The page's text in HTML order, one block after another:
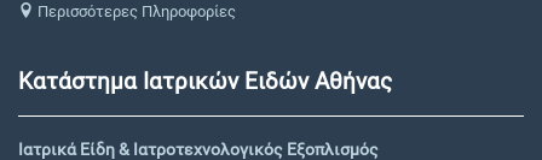
Περισσότερες Πληροφορίες
Κατάστημα Ιατρικών Ειδών Αθήνας
Ιατρικά Είδη & Ιατροτεχνολογικός Εξοπλισμός